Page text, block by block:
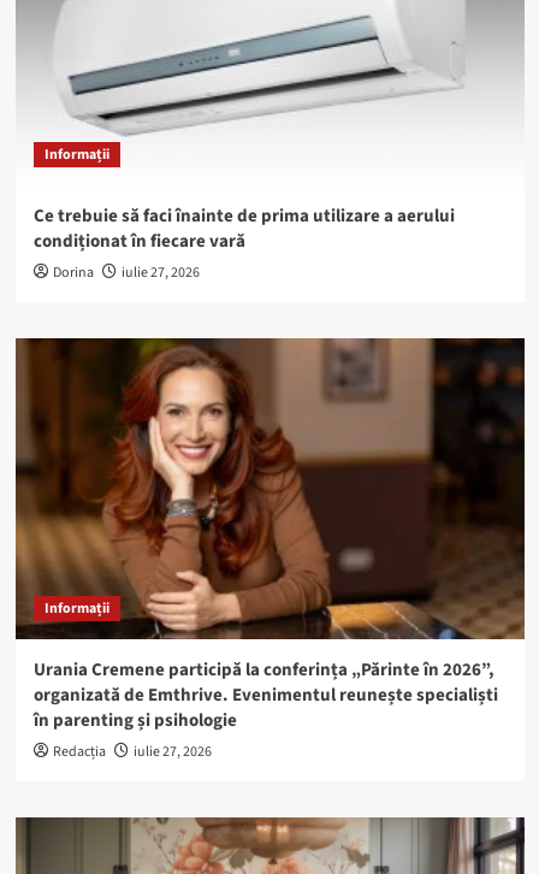
Informații
Ce trebuie să faci înainte de prima utilizare a aerului
condiționat în fiecare vară
Dorina iulie 27, 2026
Informații
Urania Cremene participă la conferința „Părinte în 2026”,
organizată de Emthrive. Evenimentul reunește specialiști
în parenting și psihologie
Redacția iulie 27, 2026